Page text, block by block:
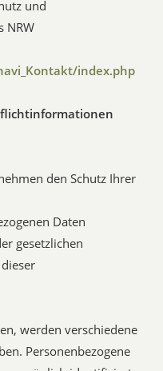
und
NRW
index.php
den Schutz Ihrer
Daten
gesetzlichen
werden verschiedene
Personenbezogene